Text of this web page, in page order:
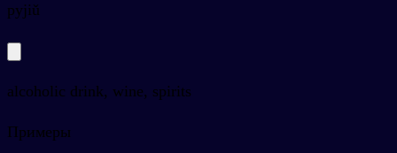
pyjiǔ
alcoholic drink, wine, spirits
Примеры